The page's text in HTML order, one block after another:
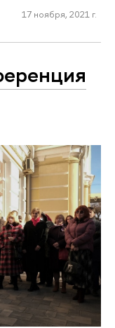
17 ноября, 2021 г.